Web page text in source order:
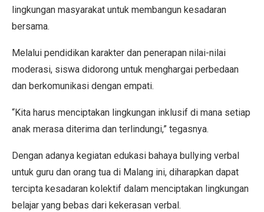
lingkungan masyarakat untuk membangun kesadaran
bersama.
Melalui pendidikan karakter dan penerapan nilai-nilai
moderasi, siswa didorong untuk menghargai perbedaan
dan berkomunikasi dengan empati.
“Kita harus menciptakan lingkungan inklusif di mana setiap
anak merasa diterima dan terlindungi,” tegasnya.
Dengan adanya kegiatan edukasi bahaya bullying verbal
untuk guru dan orang tua di Malang ini, diharapkan dapat
tercipta kesadaran kolektif dalam menciptakan lingkungan
belajar yang bebas dari kekerasan verbal.